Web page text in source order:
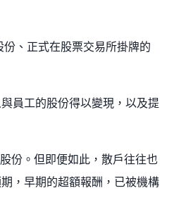
份、正式在股票交易所掛牌的
員工的股份得以變現，以及提
份。但即便如此，散戶往往也
，早期的超額報酬，已被機構